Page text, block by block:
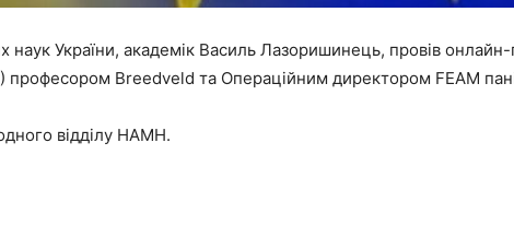
наук України, академік Василь Лазоришинець, провів
Breedveld та Операційним директором FEAM
відділу НАМН.